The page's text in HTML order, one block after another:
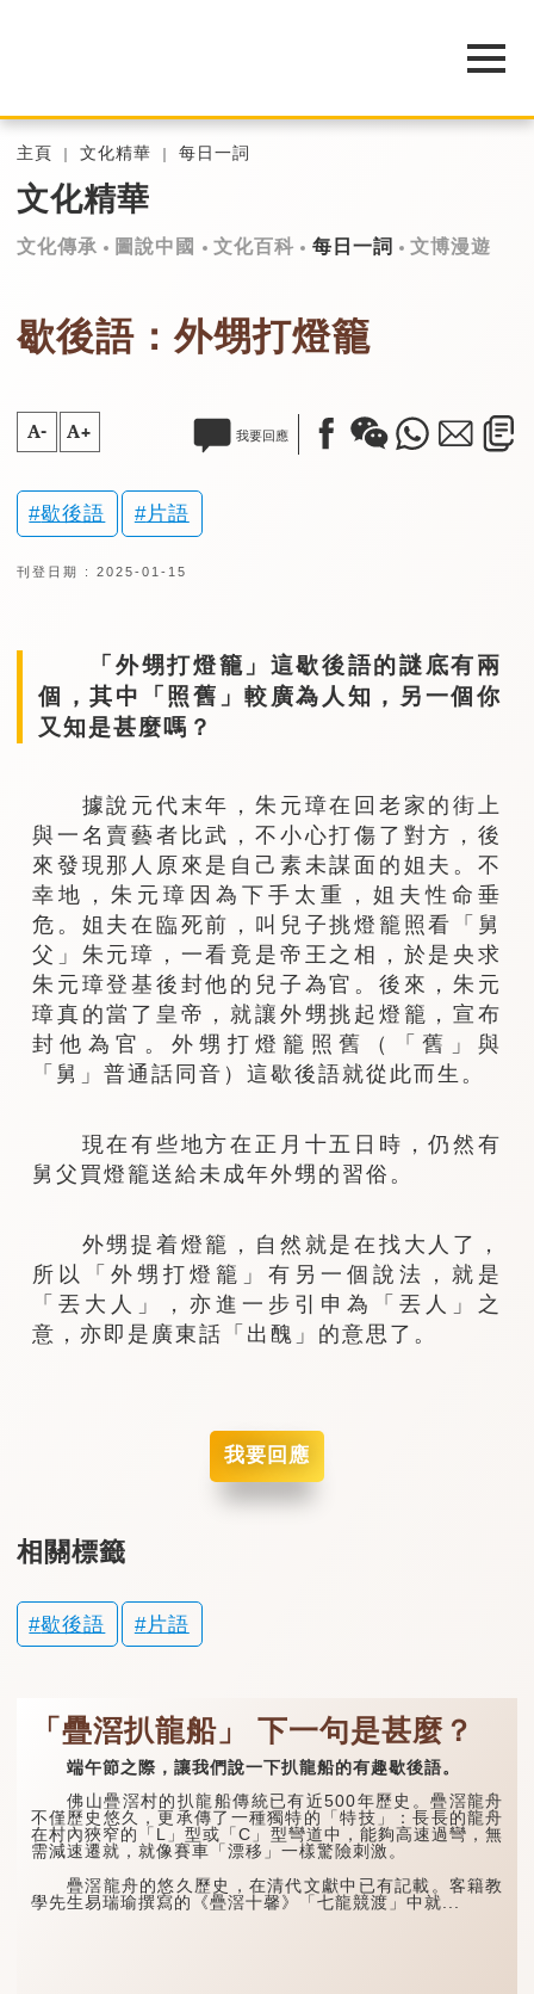
主頁 文化精華 每日一詞
文化精華
文化傳承 圖說中國 文化百科 每日一詞 文博漫遊
歇後語：外甥打燈籠
A- A+ 我要回應
歇後語 片語
刊登日期 : 2025-01-15
「外甥打燈籠」這歇後語的謎底有兩
個，其中「照舊」較廣為人知，另一個你
又知是甚麼嗎？
據說元代末年，朱元璋在回老家的街上
與一名賣藝者比武，不小心打傷了對方，後
來發現那人原來是自己素未謀面的姐夫。不
幸地，朱元璋因為下手太重，姐夫性命垂
危。姐夫在臨死前，叫兒子挑燈籠照看「舅
父」朱元璋，一看竟是帝王之相，於是央求
朱元璋登基後封他的兒子為官。後來，朱元
璋真的當了皇帝，就讓外甥挑起燈籠，宣布
封他為官。外甥打燈籠照舊（「舊」與
「舅」普通話同音）這歇後語就從此而生。
現在有些地方在正月十五日時，仍然有
舅父買燈籠送給未成年外甥的習俗。
外甥提着燈籠，自然就是在找大人了，
所以「外甥打燈籠」有另一個說法，就是
「丟大人」，亦進一步引申為「丟人」之
意，亦即是廣東話「出醜」的意思了。
我要回應
相關標籤
歇後語 片語
「疊滘扒龍船」 下一句是甚麼？
端午節之際，讓我們說一下扒龍船的有趣歇後語。
佛山疊滘村的扒龍船傳統已有近500年歷史。疊滘龍舟
不僅歷史悠久，更承傳了一種獨特的「特技」：長長的龍舟
在村內狹窄的「L」型或「C」型彎道中，能夠高速過彎，無
需減速遷就，就像賽車「漂移」一樣驚險刺激。
疊滘龍舟的悠久歷史，在清代文獻中已有記載。客籍教
學先生易瑞瑜撰寫的《疊滘十馨》「七龍競渡」中就...